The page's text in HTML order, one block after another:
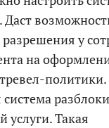
Даст
у
на
политики.
система
услуги. Такая